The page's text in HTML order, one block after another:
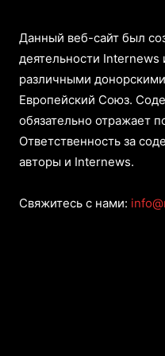
Данный веб-сайт был
деятельности
различными
Европейский Союз.
обязательно отражает
Ответственность за
авторы и Internews.
Свяжитесь с нами: